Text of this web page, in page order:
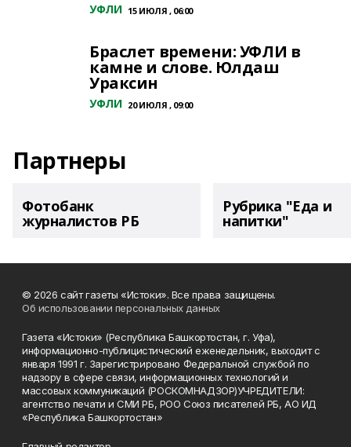
УФЛИ 15 ИЮЛЯ , 06:00
Браслет времени: УФЛИ в
камне и слове. Юлдаш
Ураксин
УФЛИ 20 ИЮЛЯ , 09:00
Партнеры
Фотобанк
журналистов РБ
Рубрика "Еда и
напитки"
© 2026 сайт газеты «Истоки». Все права защищены.
Об использовании персональных данных
Газета «Истоки» (Республика Башкортостан, г. Уфа),
информационно-публицистический еженедельник, выходит с
января 1991 г. Зарегистрировано Федеральной службой по
надзору в сфере связи, информационных технологий и
массовых коммуникаций (РОСКОМНАДЗОР)УЧРЕДИТЕЛИ:
агентство печати и СМИ РБ, РОО Союз писателей РБ, АО ИД
«Республика Башкортостан»